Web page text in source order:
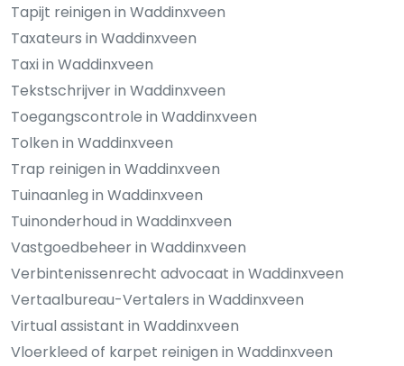
Tapijt reinigen in Waddinxveen
Taxateurs in Waddinxveen
Taxi in Waddinxveen
Tekstschrijver in Waddinxveen
Toegangscontrole in Waddinxveen
Tolken in Waddinxveen
Trap reinigen in Waddinxveen
Tuinaanleg in Waddinxveen
Tuinonderhoud in Waddinxveen
Vastgoedbeheer in Waddinxveen
Verbintenissenrecht advocaat in Waddinxveen
Vertaalbureau-Vertalers in Waddinxveen
Virtual assistant in Waddinxveen
Vloerkleed of karpet reinigen in Waddinxveen